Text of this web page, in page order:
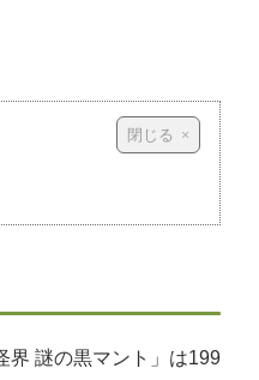
界 謎の黒マント」は199